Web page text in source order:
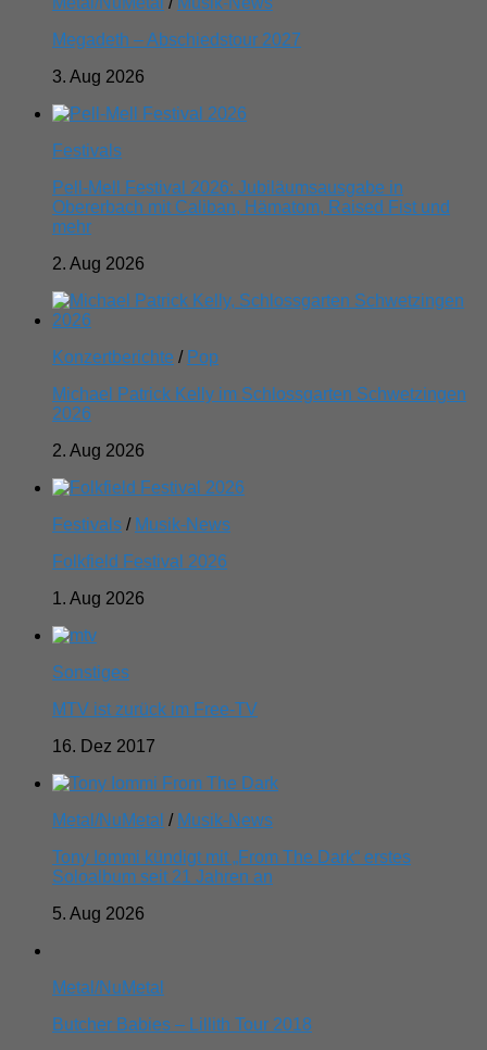
Megadeth – Abschiedstour 2027
3. Aug 2026
Festivals
Pell-Mell Festival 2026: Jubiläumsausgabe in
Obererbach mit Caliban, Hämatom, Raised Fist und
mehr
2. Aug 2026
Konzertberichte / Pop
Michael Patrick Kelly im Schlossgarten Schwetzingen
2026
2. Aug 2026
Festivals / Musik-News
Folkfield Festival 2026
1. Aug 2026
Sonstiges
MTV ist zurück im Free-TV
16. Dez 2017
Metal/NuMetal / Musik-News
Tony Iommi kündigt mit „From The Dark“ erstes
Soloalbum seit 21 Jahren an
5. Aug 2026
Metal/NuMetal
Butcher Babies – Lillith Tour 2018